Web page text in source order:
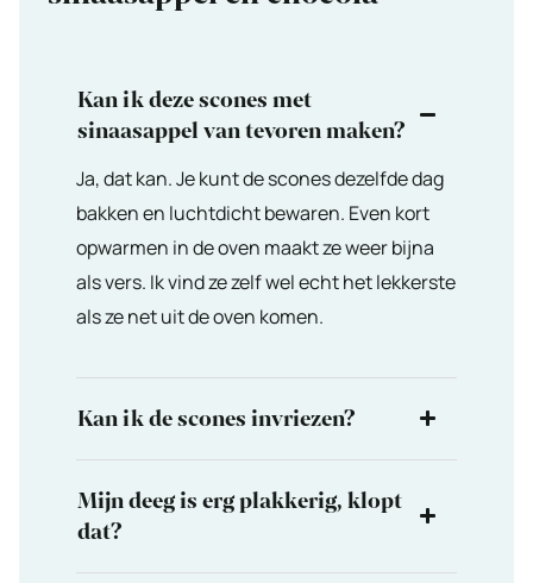
Kan ik deze scones met
sinaasappel van tevoren maken?
Ja, dat kan. Je kunt de scones dezelfde dag
bakken en luchtdicht bewaren. Even kort
opwarmen in de oven maakt ze weer bijna
als vers. Ik vind ze zelf wel echt het lekkerste
als ze net uit de oven komen.
Kan ik de scones invriezen?
Mijn deeg is erg plakkerig, klopt
dat?